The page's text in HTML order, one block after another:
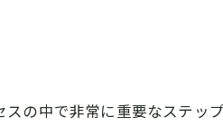
スの中で非常に重要なステッ